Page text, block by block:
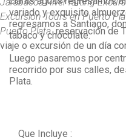
Excursión Tours en Puerto
Puerto Plata.reservación de
viaje o excursión de un día
variado y exquisito
regresamos a Santiago,
tabaco y chocolate.
Luego pasaremos por
recorrido por sus calles,
Plata.
Que Incluye :